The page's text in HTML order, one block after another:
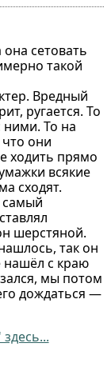
сетовать
такой
Вредный
ругается. То
ними. То на
что они
ходить прямо
всякие
сходят.
самый
шерстяной.
так он
нашёл с краю
мы потом
дождаться —